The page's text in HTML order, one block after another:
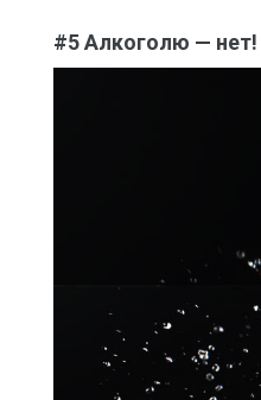
#5 Алкоголю — нет!